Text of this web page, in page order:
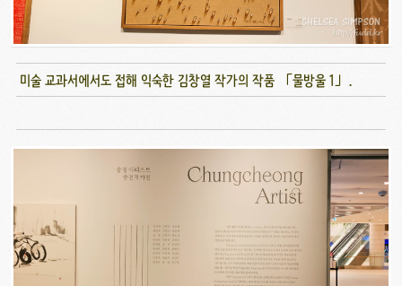
미술 교과서에서도 접해 익숙한 김창열 작가의 작품 「물방울 1」.